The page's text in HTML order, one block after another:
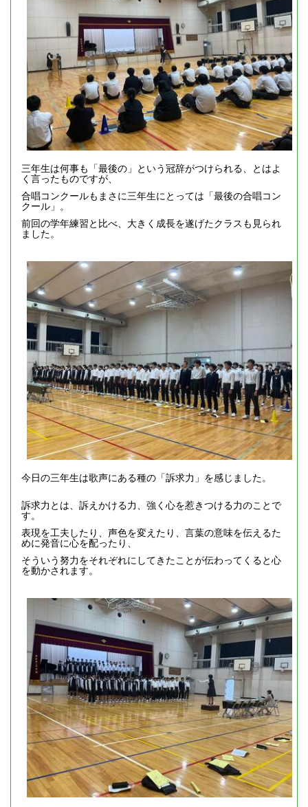
三年生は何事も「最後の」という冠辞がつけられる、とはよ
く言ったものですが、
合唱コンクールもまさに三年生にとっては「最後の合唱コン
クール」。
前回の学年練習と比べ、大きく成長を遂げたクラスも見られ
ました。
今日の三年生は歌声にある種の「訴求力」を感じました。
訴求力とは、訴えかける力、強く心を惹きつける力のことで
す。
表現を工夫したり、声色を変えたり、言葉の意味を伝えるた
めに発音に心を配ったり、
そういう努力をそれぞれにしてきたことが伝わってくると心
を動かされます。